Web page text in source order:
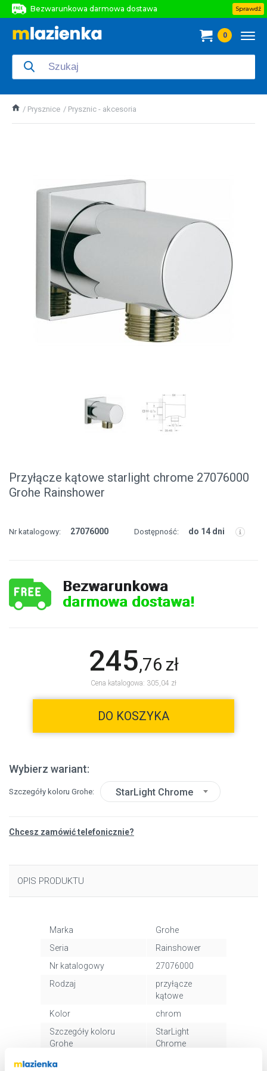
Bezwarunkowa darmowa dostawa
Bezwarunkowa darmowa dostawa
Sprawdź
0
Prysznice Prysznic - akcesoria
Przyłącze kątowe starlight chrome 27076000
Grohe Rainshower
Nr katalogowy: 27076000 Dostępność: do 14 dni
Bezwarunkowa
darmowa dostawa!
245,76 zł
Cena katalogowa: 305,04 zł
DO KOSZYKA
Wybierz wariant:
Szczegóły koloru Grohe StarLight Chrome
Chcesz zamówić telefonicznie?
OPIS PRODUKTU
Marka
Grohe
Seria
Rainshower
Nr katalogowy
27076000
Rodzaj
przyłącze
kątowe
Kolor
chrom
Szczegóły koloru
Grohe
StarLight
Chrome
Kod EAN